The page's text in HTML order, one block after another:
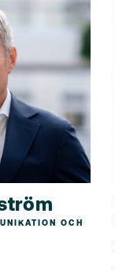
OCH